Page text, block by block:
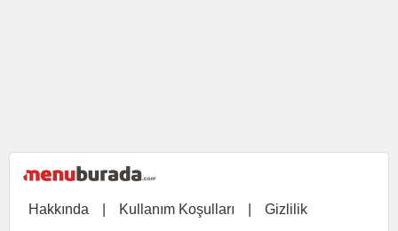
Hakkında Kullanım Koşulları Gizlilik